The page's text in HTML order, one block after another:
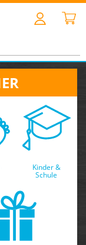
Kinder &
Schule